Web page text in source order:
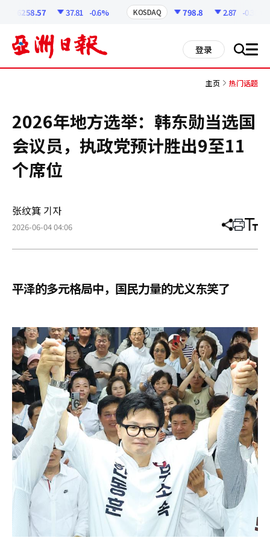
6258.57 37.81 -0.6% KOSDAQ 798.8 2.87 -0.36%
登录 搜 all
主页 热门话题
2026年地方选举：韩东勋当选国
会议员，执政党预计胜出9至11
个席位
张纹箕 기자
2026-06-04 04:06 分
章
打 调
小
平泽的多元格局中，国民力量的尤义东笑了